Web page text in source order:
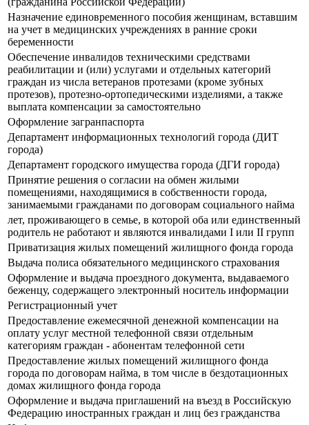
Назначение единовременного пособия женщинам, вставшим
на учет в медицинских учреждениях в ранние сроки
беременности
Обеспечение инвалидов техническими средствами
реабилитации и (или) услугами и отдельных категорий
граждан из числа ветеранов протезами (кроме зубных
протезов), протезно-ортопедическими изделиями, а также
выплата компенсации за самостоятельно
Оформление загранпаспорта
Департамент информационных технологий города (ДИТ
города)
Департамент городского имущества города (ДГИ города)
Принятие решения о согласии на обмен жилыми
помещениями, находящимися в собственности города,
занимаемыми гражданами по договорам социального найма
лет, проживающего в семье, в которой оба или единственный
родитель не работают и являются инвалидами I или II групп
Приватизация жилых помещений жилищного фонда города
Выдача полиса обязательного медицинского страхования
Оформление и выдача проездного документа, выдаваемого
беженцу, содержащего электронный носитель информации
Регистрационный учет
Предоставление ежемесячной денежной компенсации на
оплату услуг местной телефонной связи отдельным
категориям граждан - абонентам телефонной сети
Предоставление жилых помещений жилищного фонда
города по договорам найма, в том числе в бездотационных
домах жилищного фонда города
Оформление и выдача приглашений на въезд в Российскую
Федерацию иностранных граждан и лиц без гражданства